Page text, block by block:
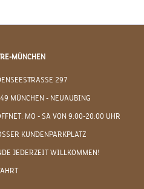
MÜNCHEN
297
MÜNCHEN - NEUAUBING
MO - SA VON 9:00-20:00 UHR
KUNDENPARKPLATZ
JEDERZEIT WILLKOMMEN!